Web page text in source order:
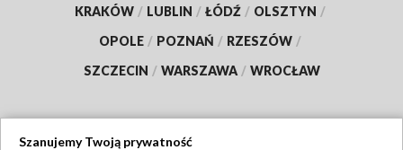
KRAKÓW / LUBLIN / ŁÓDŹ / OLSZTYN /
OPOLE / POZNAŃ / RZESZÓW /
SZCZECIN / WARSZAWA / WROCŁAW
Szanujemy Twoją prywatność